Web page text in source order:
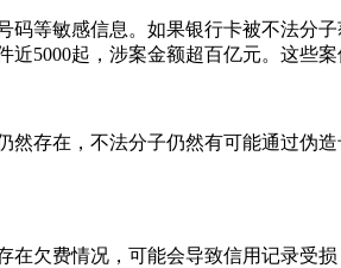
等敏感信息。如果银行卡被不法分
5000起，涉案金额超百亿元。这些
存在，不法分子仍然有可能通过伪
欠费情况，可能会导致信用记录受